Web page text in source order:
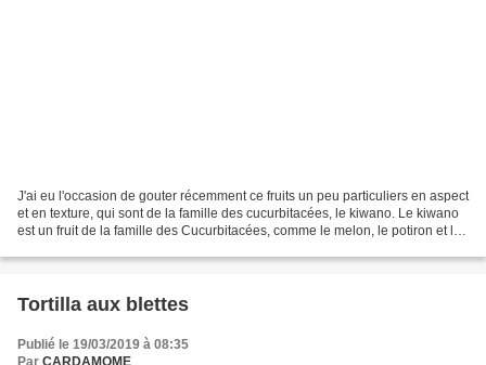
J'ai eu l'occasion de gouter récemment ce fruits un peu particuliers en aspect
et en texture, qui sont de la famille des cucurbitacées, le kiwano. Le kiwano
est un fruit de la famille des Cucurbitacées, comme le melon, le potiron et le
Tortilla aux blettes
Publié le 19/03/2019 à 08:35